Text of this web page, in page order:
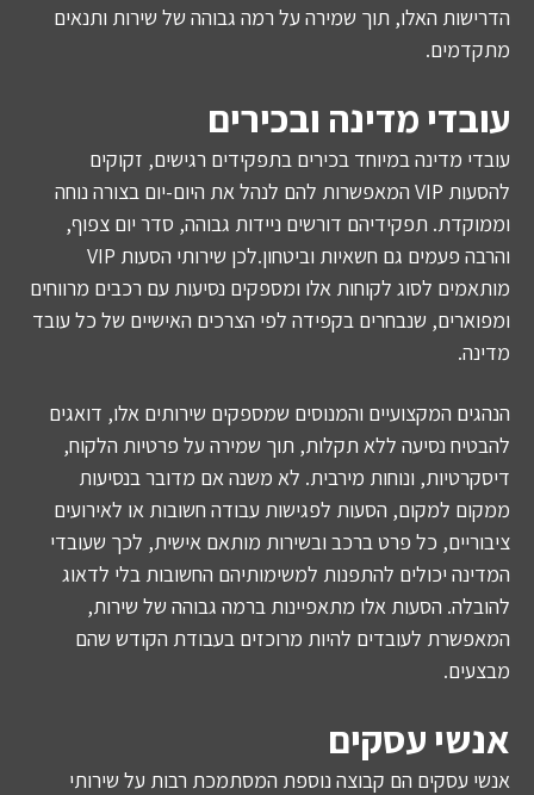
הדרישות האלו, תוך שמירה על רמה גבוהה של שירות ותנאים
מתקדמים.
עובדי מדינה ובכירים
עובדי מדינה במיוחד בכירים בתפקידים רגישים, זקוקים
להסעות VIP המאפשרות להם לנהל את היום-יום בצורה נוחה
וממוקדת. תפקידיהם דורשים ניידות גבוהה, סדר יום צפוף,
והרבה פעמים גם חשאיות וביטחון.לכן שירותי הסעות VIP
מותאמים לסוג לקוחות אלו ומספקים נסיעות עם רכבים מרווחים
ומפוארים, שנבחרים בקפידה לפי הצרכים האישיים של כל עובד
מדינה.
הנהגים המקצועיים והמנוסים שמספקים שירותים אלו, דואגים
להבטיח נסיעה ללא תקלות, תוך שמירה על פרטיות הלקוח,
דיסקרטיות, ונוחות מירבית. לא משנה אם מדובר בנסיעות
ממקום למקום, הסעות לפגישות עבודה חשובות או לאירועים
ציבוריים, כל פרט ברכב ובשירות מותאם אישית, לכך שעובדי
המדינה יכולים להתפנות למשימותיהם החשובות בלי לדאוג
להובלה. הסעות אלו מתאפיינות ברמה גבוהה של שירות,
המאפשרת לעובדים להיות מרוכזים בעבודת הקודש שהם
מבצעים.
אנשי עסקים
אנשי עסקים הם קבוצה נוספת המסתמכת רבות על שירותי